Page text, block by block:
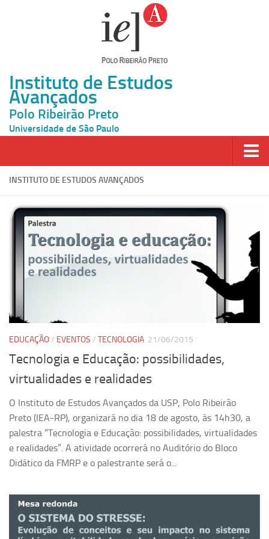
Instituto de Estudos
Avançados
Polo Ribeirão Preto
Universidade de São Paulo
Página Inicial
Inscrição
Atividades
Cátedras
Grupo de Estudos Avançados em Tecnologia e Informação
em Saúde com foco em Populações Vulneráveis
Grupos de estudo encerrados
Grupos de Pesquisa
Criminologia Experimental e Segurança Pública
Grupo de Pesquisa GPUBLIC – Centro de Estudos em Gestão
e Políticas Públicas Contemporâneas
Grupos de pesquisa encerrados
INSTITUTO DE ESTUDOS AVANÇADOS
EDUCAÇÃO/ EVENTOS / TECNOLOGIA 21/06/2015
Tecnologia e Educação: possibilidades,
virtualidades e realidades
O Instituto de Estudos Avançados da USP, Polo Ribeirão
Preto (IEA-RP), organizará no dia 18 de agosto, às 14h30, a
palestra “Tecnologia e Educação: possibilidades, virtualidades
e realidades”. A atividade ocorrerá no Auditório do Bloco
Didático da FMRP e o palestrante será o...